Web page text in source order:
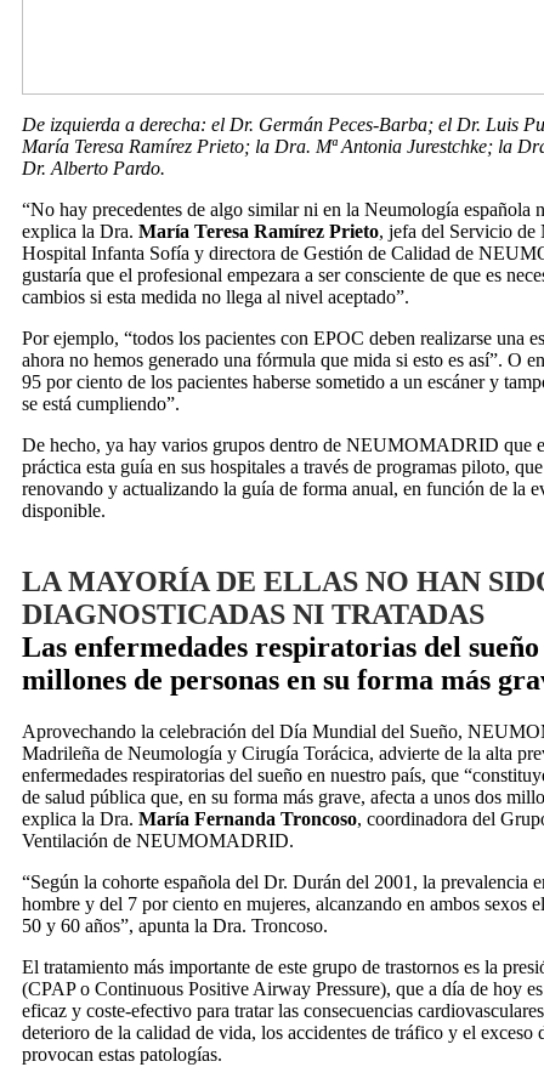
De izquierda a derecha: el Dr. Germán Peces-Barba; el Dr. Luis
María Teresa Ramírez Prieto; la Dra. Mª Antonia Jurestchke; la
Dr. Alberto Pardo.
“No hay precedentes de algo similar ni en la Neumología española
explica la Dra. María Teresa Ramírez Prieto, jefa del Servicio de
Hospital Infanta Sofía y directora de Gestión de Calidad de
gustaría que el profesional empezara a ser consciente de que es
cambios si esta medida no llega al nivel aceptado”.
Por ejemplo, “todos los pacientes con EPOC deben realizarse una
ahora no hemos generado una fórmula que mida si esto es así”. O
95 por ciento de los pacientes haberse sometido a un escáner y
se está cumpliendo”.
De hecho, ya hay varios grupos dentro de NEUMOMADRID que
práctica esta guía en sus hospitales a través de programas piloto,
renovando y actualizando la guía de forma anual, en función de la
disponible.
LA MAYORÍA DE ELLAS NO HAN
DIAGNOSTICADAS NI TRATADAS
Las enfermedades respiratorias del
millones de personas en su forma más
Aprovechando la celebración del Día Mundial del Sueño,
Madrileña de Neumología y Cirugía Torácica, advierte de la alta
enfermedades respiratorias del sueño en nuestro país, que
de salud pública que, en su forma más grave, afecta a unos dos
explica la Dra. María Fernanda Troncoso, coordinadora del
Ventilación de NEUMOMADRID.
“Según la cohorte española del Dr. Durán del 2001, la prevalencia
hombre y del 7 por ciento en mujeres, alcanzando en ambos sexos
50 y 60 años”, apunta la Dra. Troncoso.
El tratamiento más importante de este grupo de trastornos es la
(CPAP o Continuous Positive Airway Pressure), que a día de hoy
eficaz y coste-efectivo para tratar las consecuencias
deterioro de la calidad de vida, los accidentes de tráfico y el exceso
provocan estas patologías.